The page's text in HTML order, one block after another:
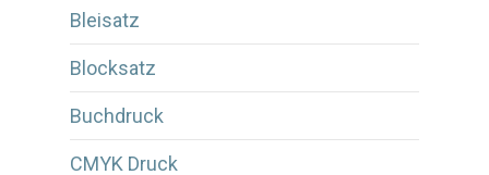
Bleisatz
Blocksatz
Buchdruck
CMYK Druck